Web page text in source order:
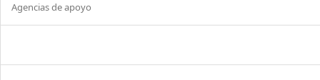
Agencias de apoyo